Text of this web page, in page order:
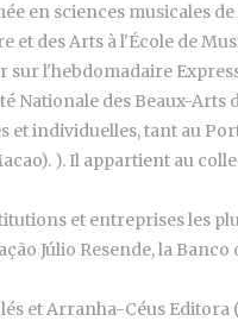
en sciences musicales
des Arts à l'École de
l'hebdomadaire
Nationale des Beaux-
individuelles, tant au
). Il appartient au
et entreprises les
Júlio Resende, la
et Arranha-Céus Editora